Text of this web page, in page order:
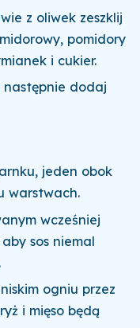
z oliwek zeszklij
pomidory
i cukier.
następnie dodaj
jeden obok
warstwach.
wcześniej
sos niemal
ogniu przez
i mięso będą